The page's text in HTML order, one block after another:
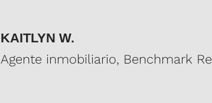
KAITLYN W.
Agente inmobiliario, Benchmark